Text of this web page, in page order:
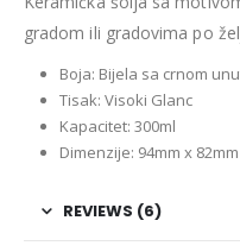
gradom ili gradovima po
Boja: Bijela sa crnom
Tisak: Visoki Glanc
Kapacitet: 300ml
Dimenzije: 94mm x 82mm
REVIEWS (6)